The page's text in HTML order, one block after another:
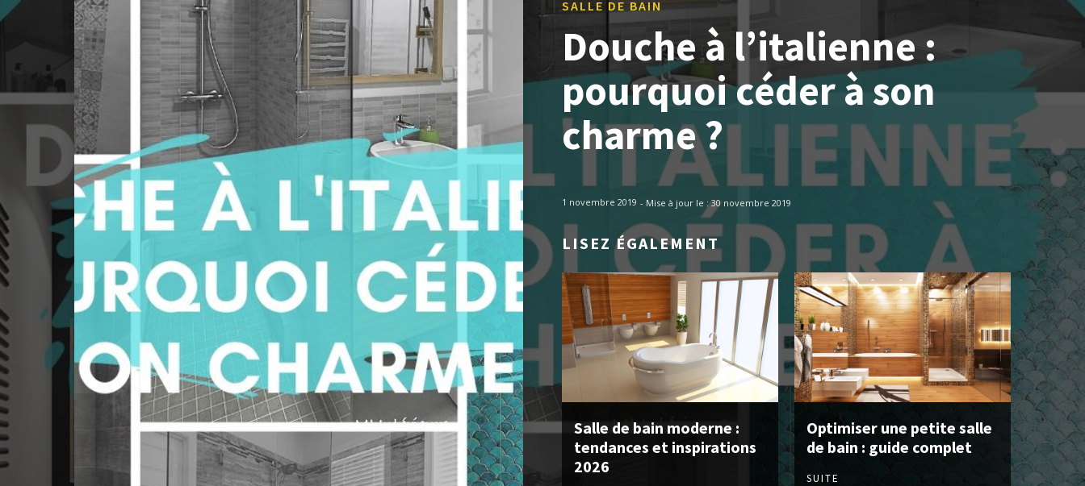
SALLE DE BAIN
Douche à l’italienne :
pourquoi céder à son
charme ?
1 novembre 2019 - Mise à jour le :30 novembre 2019
LISEZ ÉGALEMENT
Salle de bain moderne :
tendances et inspirations
2026
Optimiser une petite salle
de bain : guide complet
SUITE